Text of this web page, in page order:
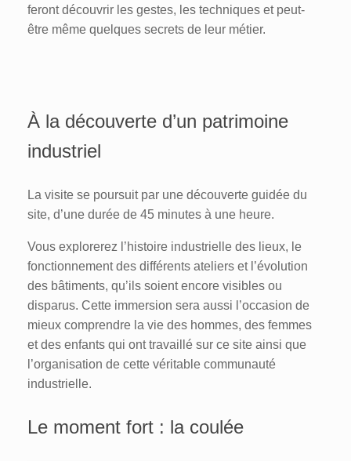
feront découvrir les gestes, les techniques et peut-
être même quelques secrets de leur métier.
À la découverte d’un patrimoine
industriel
La visite se poursuit par une découverte guidée du
site, d’une durée de 45 minutes à une heure.
Vous explorerez l’histoire industrielle des lieux, le
fonctionnement des différents ateliers et l’évolution
des bâtiments, qu’ils soient encore visibles ou
disparus. Cette immersion sera aussi l’occasion de
mieux comprendre la vie des hommes, des femmes
et des enfants qui ont travaillé sur ce site ainsi que
l’organisation de cette véritable communauté
industrielle.
Le moment fort : la coulée